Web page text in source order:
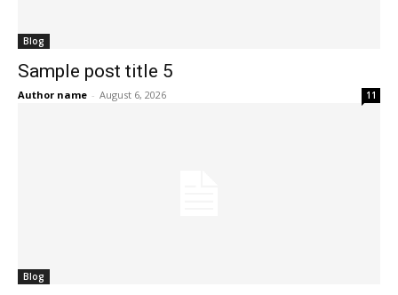
Blog
Sample post title 5
Author name - August 6, 2026 11
Blog